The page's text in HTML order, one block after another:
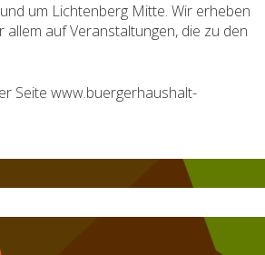
um Lichtenberg Mitte. Wir erheben
auf Veranstaltungen, die zu den
Seite www.buergerhaushalt-